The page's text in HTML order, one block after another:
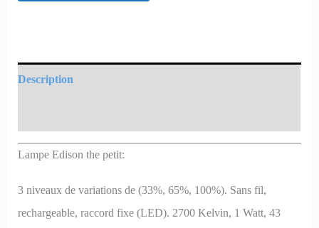
Description
Lampe Edison the petit:
3 niveaux de variations de (33%, 65%, 100%). Sans fil,
rechargeable, raccord fixe (LED). 2700 Kelvin, 1 Watt, 43